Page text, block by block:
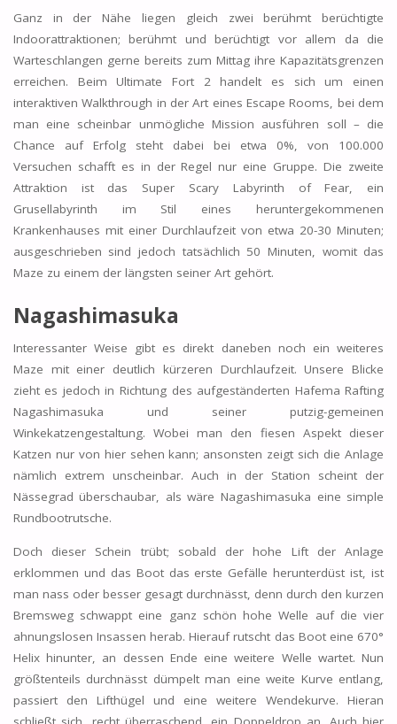
Ganz in der Nähe liegen gleich zwei berühmt berüchtigte
Indoorattraktionen; berühmt und berüchtigt vor allem da die
Warteschlangen gerne bereits zum Mittag ihre Kapazitätsgrenzen
erreichen. Beim Ultimate Fort 2 handelt es sich um einen
interaktiven Walkthrough in der Art eines Escape Rooms, bei dem
man eine scheinbar unmögliche Mission ausführen soll – die
Chance auf Erfolg steht dabei bei etwa 0%, von 100.000
Versuchen schafft es in der Regel nur eine Gruppe. Die zweite
Attraktion ist das Super Scary Labyrinth of Fear, ein
Grusellabyrinth im Stil eines heruntergekommenen
Krankenhauses mit einer Durchlaufzeit von etwa 20-30 Minuten;
ausgeschrieben sind jedoch tatsächlich 50 Minuten, womit das
Maze zu einem der längsten seiner Art gehört.
Nagashimasuka
Interessanter Weise gibt es direkt daneben noch ein weiteres
Maze mit einer deutlich kürzeren Durchlaufzeit. Unsere Blicke
zieht es jedoch in Richtung des aufgeständerten Hafema Rafting
Nagashimasuka und seiner putzig-gemeinen
Winkekatzengestaltung. Wobei man den fiesen Aspekt dieser
Katzen nur von hier sehen kann; ansonsten zeigt sich die Anlage
nämlich extrem unscheinbar. Auch in der Station scheint der
Nässegrad überschaubar, als wäre Nagashimasuka eine simple
Rundbootrutsche.
Doch dieser Schein trübt; sobald der hohe Lift der Anlage
erklommen und das Boot das erste Gefälle herunterdüst ist, ist
man nass oder besser gesagt durchnässt, denn durch den kurzen
Bremsweg schwappt eine ganz schön hohe Welle auf die vier
ahnungslosen Insassen herab. Hierauf rutscht das Boot eine 670°
Helix hinunter, an dessen Ende eine weitere Welle wartet. Nun
größtenteils durchnässt dümpelt man eine weite Kurve entlang,
passiert den Lifthügel und eine weitere Wendekurve. Hieran